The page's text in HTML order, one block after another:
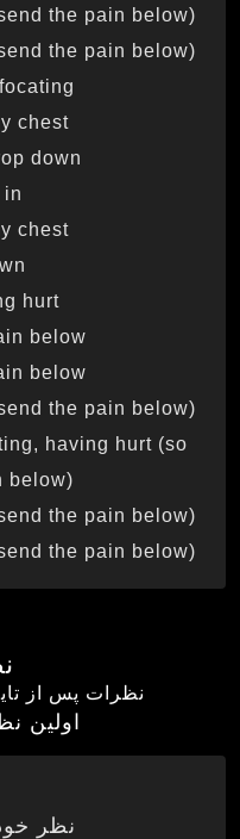
the pain below)
the pain below)
chest
down
in
chest
hurt
below
below
the pain below)
having hurt (so
below)
the pain below)
the pain below)
نظرات پس از
اولین
نظر